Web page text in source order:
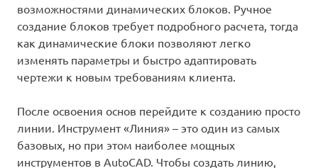
возможностями динамических блоков. Ручное
создание блоков требует подробного расчета, тогда
как динамические блоки позволяют легко
изменять параметры и быстро адаптировать
чертежи к новым требованиям клиента.
После освоения основ перейдите к созданию просто
линии. Инструмент «Линия» – это один из самых
базовых, но при этом наиболее мощных
инструментов в AutoCAD. Чтобы создать линию,